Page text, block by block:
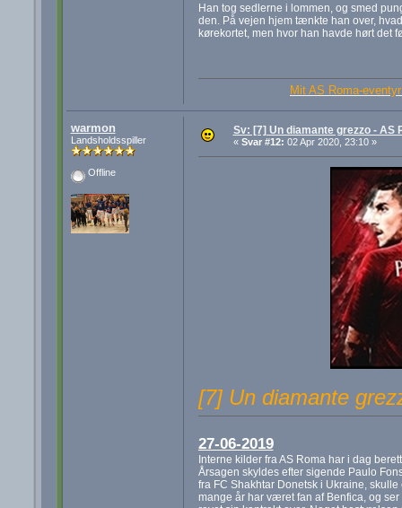
Han tog sedlerne i lommen, og smed
den. På vejen hjem tænkte han over,
kørekortet, men hvor han havde hørt det
Mit AS Roma-
warmon
Landsholdsspiller
Offline
Sv: [7] Un diamante grezzo - AS
« Svar #12: 02 Apr 2020, 23:10 »
[7] Un diamante
27-06-2019
Interne kilder fra AS Roma har i dag
Årsagen skyldes efter sigende Paulo
fra FC Shakhtar Donetsk i Ukraine,
mange år har været fan af Benfica, og